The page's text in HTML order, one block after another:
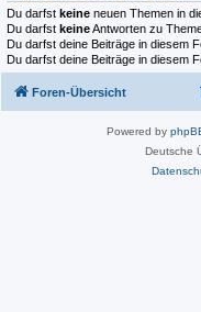
Du darfst keine neuen Themen in
Du darfst keineAntworten zu
Du darfst deine Beiträge in diesem
Du darfst deine Beiträge in diesem
Foren-Übersicht
Powered by
Deutsche